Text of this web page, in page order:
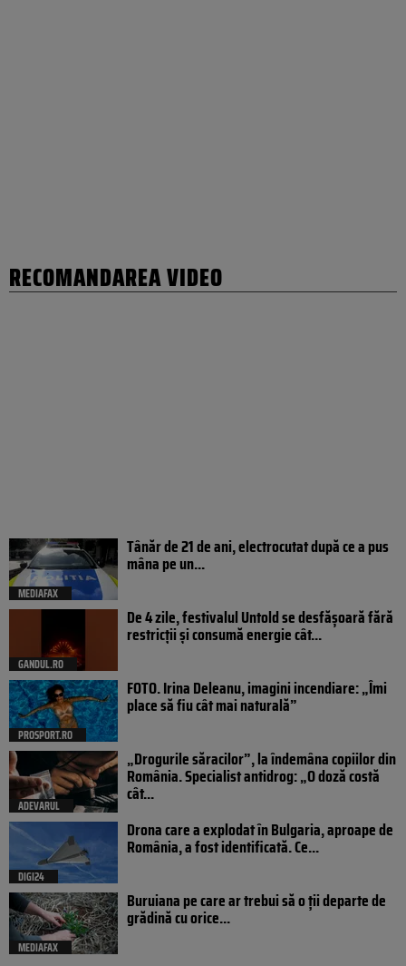
RECOMANDAREA VIDEO
MEDIAFAX
Tânăr de 21 de ani, electrocutat după ce a pus
mâna pe un...
GANDUL.RO
De 4 zile, festivalul Untold se desfășoară fără
restricții și consumă energie cât...
PROSPORT.RO
FOTO. Irina Deleanu, imagini incendiare: „Îmi
place să fiu cât mai naturală”
ADEVARUL
„Drogurile săracilor”, la îndemâna copiilor din
România. Specialist antidrog: „O doză costă
cât...
DIGI24
Drona care a explodat în Bulgaria, aproape de
România, a fost identificată. Ce...
MEDIAFAX
Buruiana pe care ar trebui să o ții departe de
grădină cu orice...